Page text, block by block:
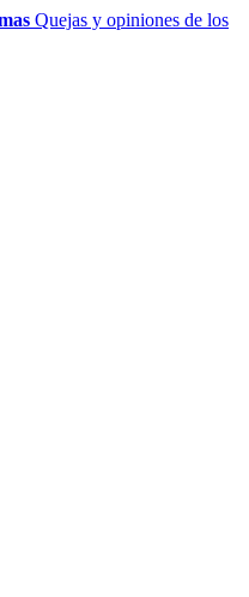
Quejas y opiniones de los